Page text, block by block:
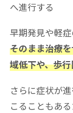
へ進行する
早期発見や軽
そのまま治療
域低下や、歩
さらに症状が
こることもあ